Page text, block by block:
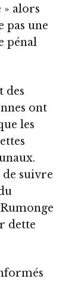
alors
pas une
pénal
des
ont
les
de suivre
dette